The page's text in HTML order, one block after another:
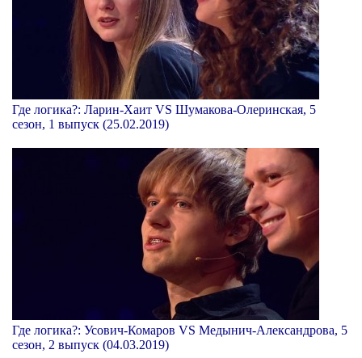
Где логика?: Ларин-Хаит VS Шумакова-Олеринская, 5
сезон, 1 выпуск (25.02.2019)
Где логика?: Усович-Комаров VS Медынич-Александрова, 5
сезон, 2 выпуск (04.03.2019)